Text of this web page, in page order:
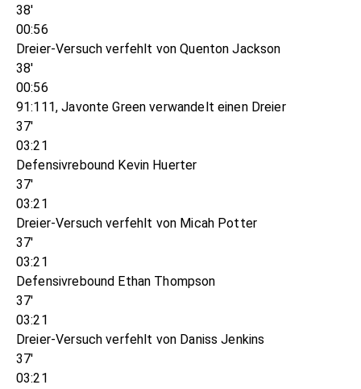
38'
00:56
Dreier-Versuch verfehlt von Quenton Jackson
38'
00:56
91:111, Javonte Green verwandelt einen Dreier
37'
03:21
Defensivrebound Kevin Huerter
37'
03:21
Dreier-Versuch verfehlt von Micah Potter
37'
03:21
Defensivrebound Ethan Thompson
37'
03:21
Dreier-Versuch verfehlt von Daniss Jenkins
37'
03:21